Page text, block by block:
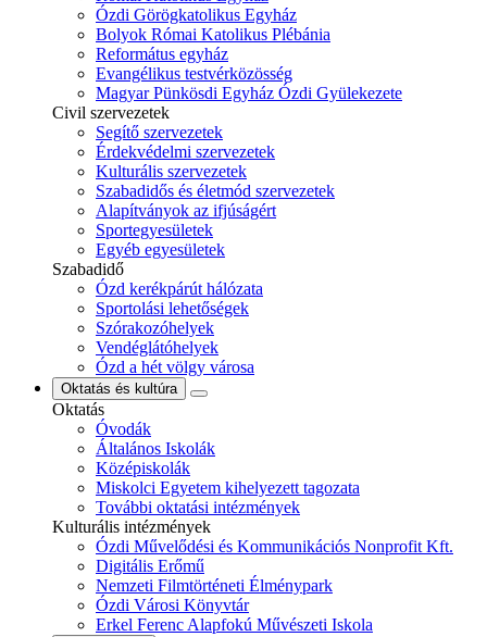
Ózdi Görögkatolikus Egyház
Bolyok Római Katolikus Plébánia
Református egyház
Evangélikus testvérközösség
Magyar Pünkösdi Egyház Ózdi Gyülekezete
Civil szervezetek
Segítő szervezetek
Érdekvédelmi szervezetek
Kulturális szervezetek
Szabadidős és életmód szervezetek
Alapítványok az ifjúságért
Sportegyesületek
Egyéb egyesületek
Szabadidő
Ózd kerékpárút hálózata
Sportolási lehetőségek
Szórakozóhelyek
Vendéglátóhelyek
Ózd a hét völgy városa
Oktatás és kultúra
Oktatás
Óvodák
Általános Iskolák
Középiskolák
Miskolci Egyetem kihelyezett tagozata
További oktatási intézmények
Kulturális intézmények
Ózdi Művelődési és Kommunikációs Nonprofit Kft.
Digitális Erőmű
Nemzeti Filmtörténeti Élménypark
Ózdi Városi Könyvtár
Erkel Ferenc Alapfokú Művészeti Iskola